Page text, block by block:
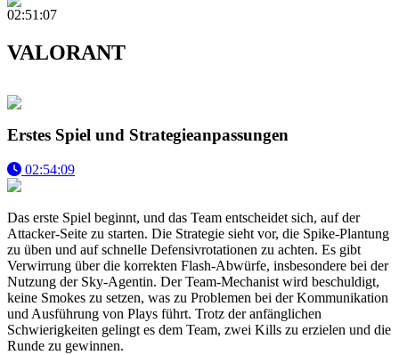
02:51:07
VALORANT
Erstes Spiel und Strategieanpassungen
02:54:09
Das erste Spiel beginnt, und das Team entscheidet sich, auf der
Attacker-Seite zu starten. Die Strategie sieht vor, die Spike-Plantung
zu üben und auf schnelle Defensivrotationen zu achten. Es gibt
Verwirrung über die korrekten Flash-Abwürfe, insbesondere bei der
Nutzung der Sky-Agentin. Der Team-Mechanist wird beschuldigt,
keine Smokes zu setzen, was zu Problemen bei der Kommunikation
und Ausführung von Plays führt. Trotz der anfänglichen
Schwierigkeiten gelingt es dem Team, zwei Kills zu erzielen und die
Runde zu gewinnen.